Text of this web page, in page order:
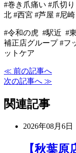
#巻き爪痛い #爪切
北 #西宮 #芦屋 #尼
#令和の虎 #駅近 #
補正店グループ #フ
ットケア
≪ 前の記事へ
次の記事へ ≫
関連記事
2026年08月6日
【秋葉